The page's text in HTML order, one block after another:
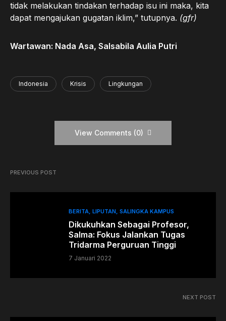
tidak melakukan tindakan terhadap isu ini maka, kita
dapat mengajukan gugatan iklim,” tutupnya. (gfr)
Wartawan: Nada Asa, Salsabila Aulia Putri
Indonesia Krisis Lingkungan
View Comments (0)
PREVIOUS POST
BERITA LIPUTAN SALINGKA KAMPUS
Dikukuhkan Sebagai Profesor,
Salma: Fokus Jalankan Tugas
Tridarma Perguruan Tinggi
7 Januari 2022
NEXT POST